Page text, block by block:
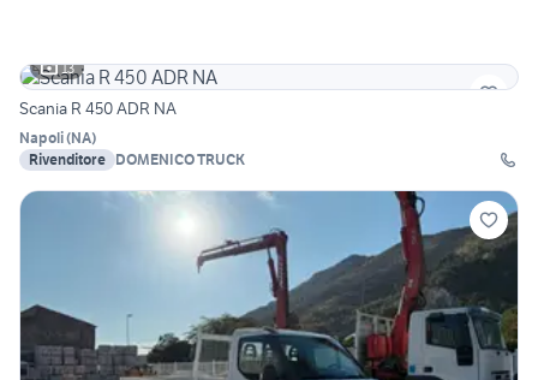
13
Scania R 450 ADR NA
Napoli(NA)
Rivenditore DOMENICO TRUCK